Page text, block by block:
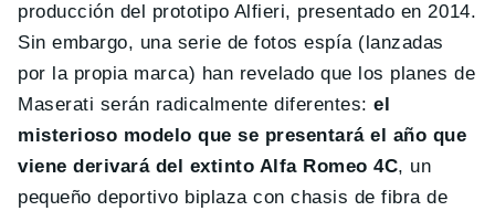
producción del prototipo Alfieri, presentado en 2014.
Sin embargo, una serie de fotos espía (lanzadas
por la propia marca) han revelado que los planes de
Maserati serán radicalmente diferentes:el
misterioso modelo que se presentará el año que
viene derivará del extinto Alfa Romeo 4C, un
pequeño deportivo biplaza con chasis de fibra de